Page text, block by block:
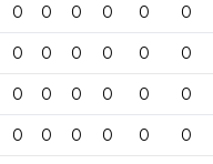
0 0 0 0 0 0
0 0 0 0 0 0
0 0 0 0 0 0
0 0 0 0 0 0